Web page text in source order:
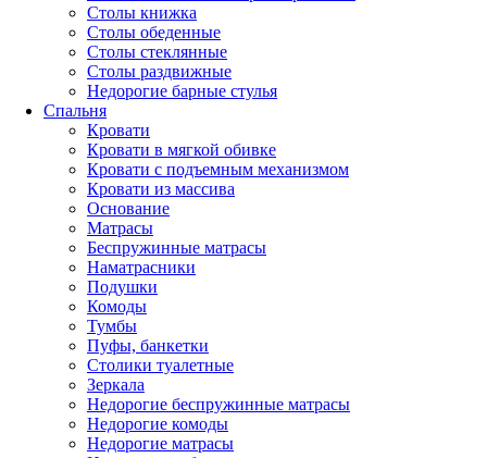
Столы книжка
Столы обеденные
Столы стеклянные
Столы раздвижные
Недорогие барные стулья
Спальня
Кровати
Кровати в мягкой обивке
Кровати с подъемным механизмом
Кровати из массива
Основание
Матрасы
Беспружинные матрасы
Наматрасники
Подушки
Комоды
Тумбы
Пуфы, банкетки
Столики туалетные
Зеркала
Недорогие беспружинные матрасы
Недорогие комоды
Недорогие матрасы